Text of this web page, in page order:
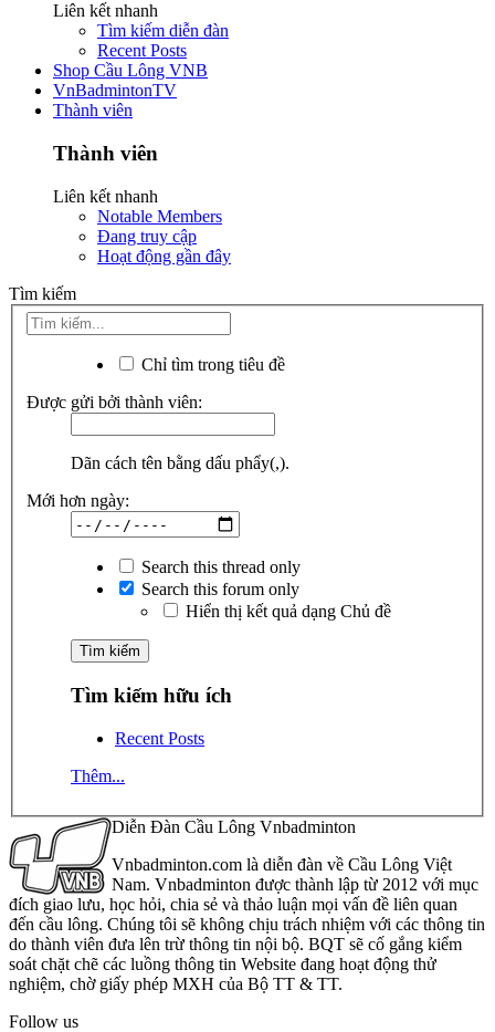
Liên kết nhanh
Tìm kiếm diễn đàn
Recent Posts
Shop Cầu Lông VNB
VnBadmintonTV
Thành viên
Thành viên
Liên kết nhanh
Notable Members
Đang truy cập
Hoạt động gần đây
Tìm kiếm
Chỉ tìm trong tiêu đề
Được gửi bởi thành viên:
Dãn cách tên bằng dấu phẩy(,).
Mới hơn ngày:
Search this thread only
Search this forum only
Hiển thị kết quả dạng Chủ đề
Tìm kiếm hữu ích
Recent Posts
Thêm...
Diễn Đàn Cầu Lông Vnbadminton
Vnbadminton.com là diễn đàn về Cầu Lông Việt
Nam. Vnbadminton được thành lập từ 2012 với mục
đích giao lưu, học hỏi, chia sẻ và thảo luận mọi vấn đề liên quan
đến cầu lông. Chúng tôi sẽ không chịu trách nhiệm với các thông tin
do thành viên đưa lên trừ thông tin nội bộ. BQT sẽ cố gắng kiểm
soát chặt chẽ các luồng thông tin Website đang hoạt động thử
nghiệm, chờ giấy phép MXH của Bộ TT & TT.
Follow us